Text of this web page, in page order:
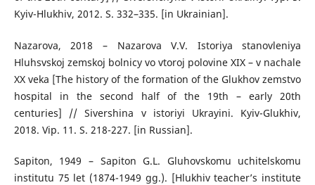
Kyiv-Hlukhiv, 2012. S. 332–335. [in Ukrainian].
Nazarova, 2018 – Nazarova V.V. Istoriya stanovleniya
Hluhsvskoj zemskoj bolnicy vo vtoroj polovine XIX – v nachale
XX veka [The history of the formation of the Glukhov zemstvo
hospital in the second half of the 19th – early 20th
centuries] // Sivershina v istoriyi Ukrayini. Kyiv-Glukhiv,
2018. Vip. 11. S. 218-227. [in Russian].
Sapiton, 1949 – Sapiton G.L. Gluhovskomu uchitelskomu
institutu 75 let (1874-1949 gg.). [Hlukhiv teacher’s institute